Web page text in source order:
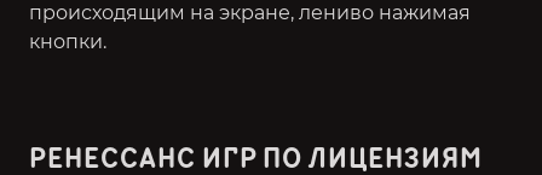
происходящим на экране, лениво нажимая
кнопки.
РЕНЕССАНС ИГР ПО ЛИЦЕНЗИЯМ